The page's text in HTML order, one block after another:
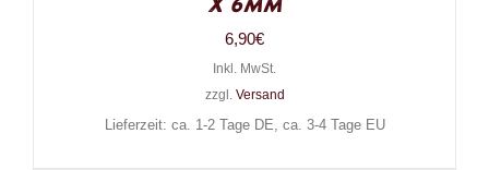
6,90€
Inkl. MwSt.
zzgl. Versand
Lieferzeit: ca. 1-2 Tage DE, ca. 3-4 Tage EU